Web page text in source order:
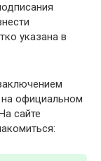
указана в
на официальном
сайте